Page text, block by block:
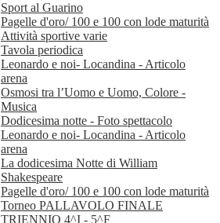
Sport al Guarino
Pagelle d'oro/ 100 e 100 con lode maturità
Attività sportive varie
Tavola periodica
Leonardo e noi- Locandina - Articolo
arena
Osmosi tra l’Uomo e Uomo, Colore -
Musica
Dodicesima notte - Foto spettacolo
Leonardo e noi- Locandina - Articolo
arena
La dodicesima Notte di William
Shakespeare
Pagelle d'oro/ 100 e 100 con lode maturità
Torneo PALLAVOLO FINALE
TRIENNIO 4^I - 5^F